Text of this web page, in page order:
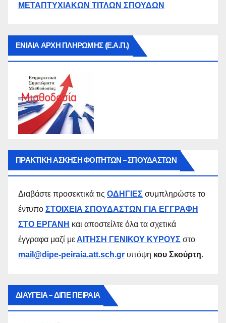
ΜΕΤΑΠΤΥΧΙΑΚΩΝ ΤΙΤΛΩΝ ΣΠΟΥΔΩΝ
ΕΝΙΑΙΑ ΑΡΧΗ ΠΛΗΡΩΜΗΣ (Ε.Α.Π.)
ΠΡΑΚΤΙΚΗ ΑΣΚΗΣΗ ΦΟΙΤΗΤΩΝ – ΣΠΟΥΔΑΣΤΩΝ
Διαβάστε προσεκτικά τις ΟΔΗΓΙΕΣ συμπληρώστε το
έντυπο ΣΤΟΙΧΕΙΑ ΣΠΟΥΔΑΣΤΩΝ ΓΙΑ ΕΓΓΡΑΦΗ
ΣΤΟ ΕΡΓΑΝΗ και αποστείλτε όλα τα σχετικά
έγγραφα μαζί μεΑΙΤΗΣΗ ΓΕΝΙΚΟΥ ΚΥΡΟΥΣ στο
mail@dipe-peiraia.att.sch.gr υπόψη κου Σκούρτη.
ΔΙΑΥΓΕΙΑ – ΔΙΠΕ ΠΕΙΡΑΙΑ